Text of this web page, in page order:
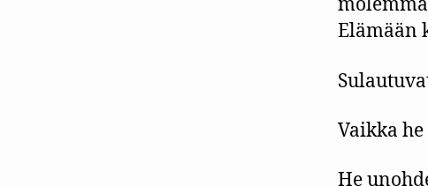
Elämään
Vaikka
He